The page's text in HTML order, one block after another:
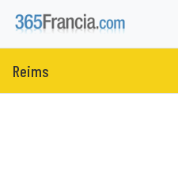
Reims